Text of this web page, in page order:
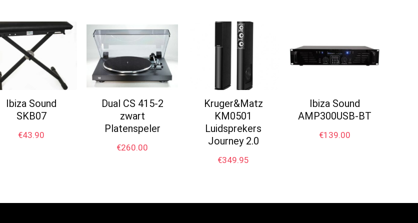
Ibiza Sound
SKB07
€43.90
Dual CS 415-2
zwart
Platenspeler
€260.00
Kruger&Matz
KM0501
Luidsprekers
Journey 2.0
€349.95
Ibiza Sound
AMP300USB-BT
€139.00